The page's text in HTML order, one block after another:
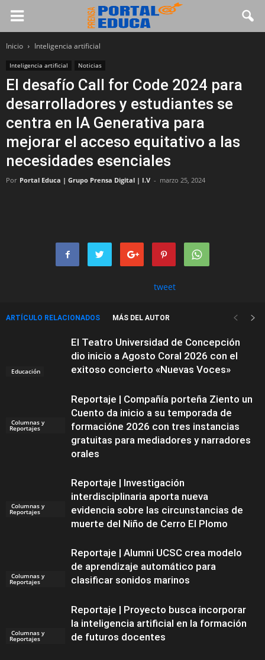
Inicio Inteligencia artificial
Inteligencia artificial Noticias
El desafío Call for Code 2024 para
desarrolladores y estudiantes se
centra en IA Generativa para
mejorar el acceso equitativo a las
necesidades esenciales
Por Portal Educa | Grupo Prensa Digital | I.V - marzo 25, 2024
tweet
ARTÍCULO RELACIONADOS MÁS DEL AUTOR
Educación
El Teatro Universidad de Concepción
dio inicio a Agosto Coral 2026 con el
exitoso concierto «Nuevas Voces»
Columnas y
Reportajes
Reportaje | Compañía porteña Ziento un
Cuento da inicio a su temporada de
formacióne 2026 con tres instancias
gratuitas para mediadores y narradores
orales
Columnas y
Reportajes
Reportaje | Investigación
interdisciplinaria aporta nueva
evidencia sobre las circunstancias de
muerte del Niño de Cerro El Plomo
Columnas y
Reportajes
Reportaje | Alumni UCSC crea modelo
de aprendizaje automático para
clasificar sonidos marinos
Columnas y
Reportajes
Reportaje | Proyecto busca incorporar
la inteligencia artificial en la formación
de futuros docentes